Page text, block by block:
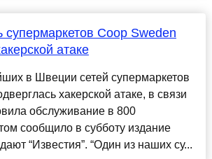
Coop Sweden
атаке
в Швеции сетей супермаркетов
хакерской атаке, в связи
обслуживание в 800
сообщило в субботу издание
“Известия”. “Один из наших су...